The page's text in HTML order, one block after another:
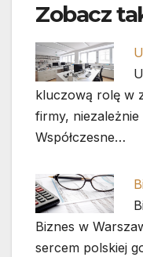
Zobacz
kluczową rolę w
firmy, niezależnie
Współczesne…
Biznes w
sercem polskiej